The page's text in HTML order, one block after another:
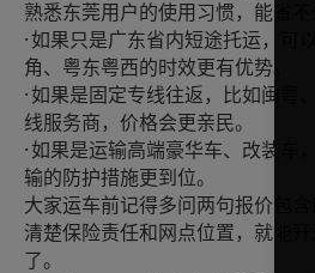
熟悉东莞用户的使用习惯，能省不
·如果只是广东省内短途托运，可
角、粤东粤西的时效更有优势。
·如果是固定专线往返，比如闽粤
线服务商，价格会更亲民。
·如果是运输高端豪华车、改装车
输的防护措施更到位。
大家运车前记得多问两句报价包
清楚保险责任和网点位置，就能
了。